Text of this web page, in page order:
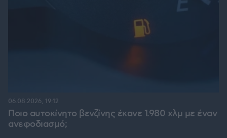
Ποιο αυτοκίνητο βενζίνης έκανε 1.980 χλμ με έναν
ανεφοδιασμό;
06.08.2026, 19:12